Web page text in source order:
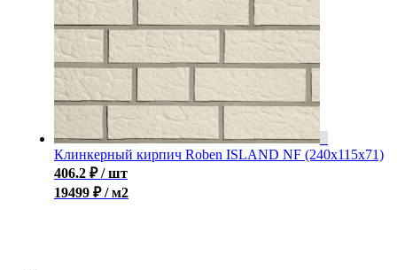
Клинкерный кирпич Roben ISLAND NF (240x115x71)
406.2 ₽ / шт
19499 ₽ / м2